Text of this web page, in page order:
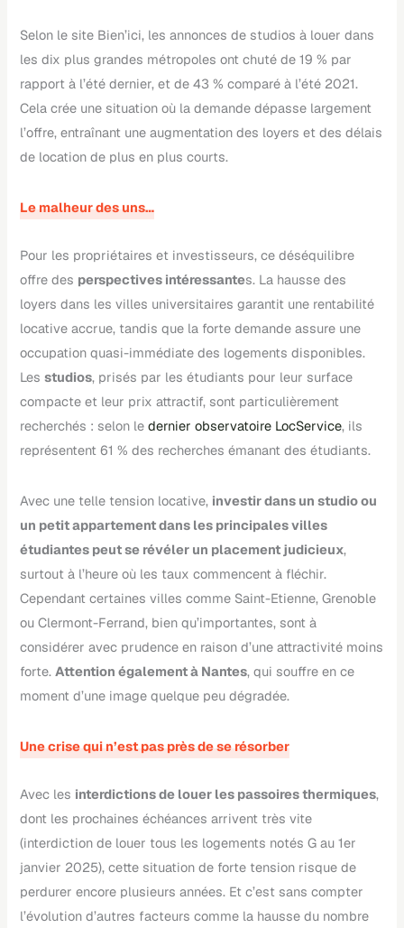
Selon le site Bien’ici, les annonces de studios à louer dans
les dix plus grandes métropoles ont chuté de 19 % par
rapport à l’été dernier, et de 43 % comparé à l’été 2021.
Cela crée une situation où la demande dépasse largement
l’offre, entraînant une augmentation des loyers et des délais
de location de plus en plus courts.
Le malheur des uns…
Pour les propriétaires et investisseurs, ce déséquilibre
offre des perspectives intéressantes. La hausse des
loyers dans les villes universitaires garantit une rentabilité
locative accrue, tandis que la forte demande assure une
occupation quasi-immédiate des logements disponibles.
Lesstudios, prisés par les étudiants pour leur surface
compacte et leur prix attractif, sont particulièrement
recherchés : selon ledernier observatoire LocService, ils
représentent 61 % des recherches émanant des étudiants.
Avec une telle tension locative, investir dans un studio ou
un petit appartement dans les principales villes
étudiantes peut se révéler un placement judicieux,
surtout à l’heure où les taux commencent à fléchir.
Cependant certaines villes comme Saint-Etienne, Grenoble
ou Clermont-Ferrand, bien qu’importantes, sont à
considérer avec prudence en raison d’une attractivité moins
forte.Attention également à Nantes, qui souffre en ce
moment d’une image quelque peu dégradée.
Une crise qui n’est pas près de se résorber
Avec les interdictions de louer les passoires thermiques,
dont les prochaines échéances arrivent très vite
(interdiction de louer tous les logements notés G au 1er
janvier 2025), cette situation de forte tension risque de
perdurer encore plusieurs années. Et c’est sans compter
l’évolution d’autres facteurs comme la hausse du nombre